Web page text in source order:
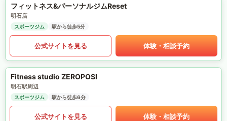
フィットネス&パーソナルジムReset
明石店
スポーツジム 駅から徒歩5分
公式サイトを見る 体験・相談予約
Fitness studio ZEROPOSI
明石駅周辺
スポーツジム 駅から徒歩6分
公式サイトを見る 体験・相談予約